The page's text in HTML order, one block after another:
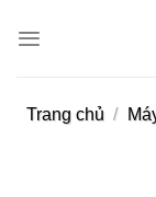
Trang chủ /